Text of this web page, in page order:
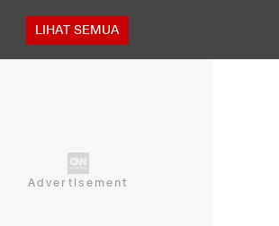
LIHAT SEMUA